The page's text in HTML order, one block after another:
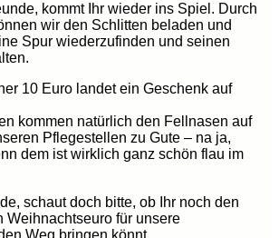
kommt Ihr wieder ins Spiel. Durch
wir den Schlitten beladen und
Spur wiederzufinden und seinen
10 Euro landet ein Geschenk auf
kommen natürlich den Fellnasen auf
Pflegestellen zu Gute – na ja,
dem ist wirklich ganz schön flau im
schaut doch bitte, ob Ihr noch den
Weihnachtseuro für unsere